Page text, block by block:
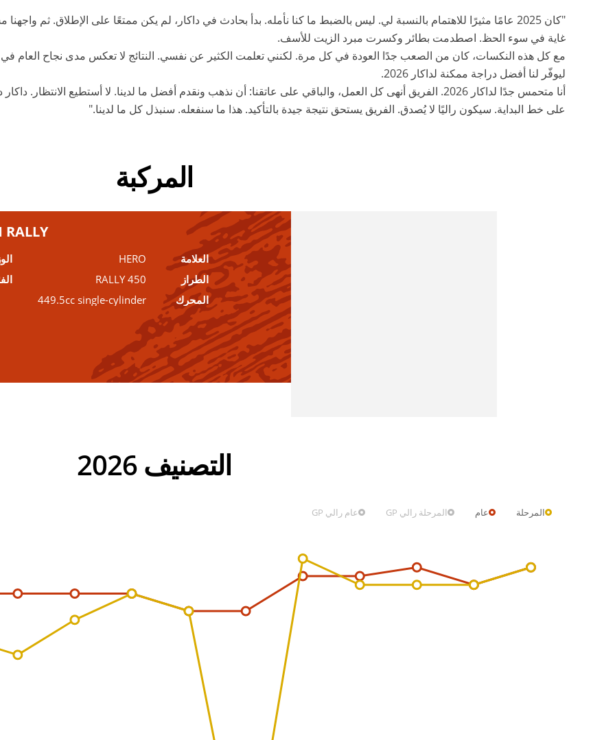
"كان 2025 عامًا مثيرًا للاهتمام بالنسبة لي. ليس بالضبط ما كنا نأمله. بدأ بحادث في داكار، لم يكن ممتعًا على الإطلاق. ثم
غاية في سوء الحظ. اصطدمت بطائر وكسرت مبرد الزيت للأسف.
مع كل هذه النكسات، كان من الصعب جدًا العودة في كل مرة. لكنني تعلمت الكثير عن نفسي. النتائج لا تعكس مدى نجاح العام
ليوفّر لنا أفضل دراجة ممكنة لداكار 2026.
أنا متحمس جدًا لداكار 2026. الفريق أنهى كل العمل، والباقي على عاتقنا: أن نذهب ونقدم أفضل ما لدينا. لا أستطيع
على خط البداية. سيكون راليًا لا يُصدق. الفريق يستحق نتيجة جيدة بالتأكيد. هذا ما سنفعله. سنبذل كل ما لدينا."
المركبة
RALLY
العلامة
HERO
الطراز
450 RALLY
المحرك
449.5cc single-cylinder
التصنيف 2026
المرحلة عام المرحلة رالي GP عام رالي GP